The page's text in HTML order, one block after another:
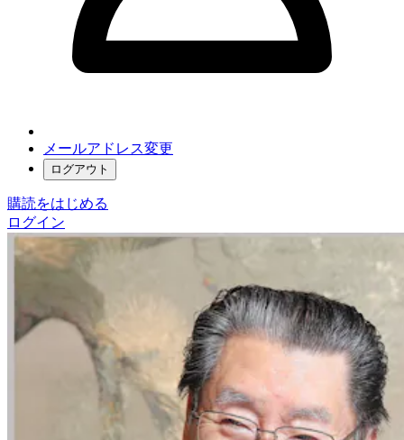
メールアドレス変更
ログアウト
購読をはじめる
ログイン